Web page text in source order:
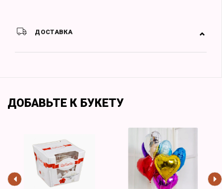
ДОСТАВКА
ДОБАВЬТЕ К БУКЕТУ